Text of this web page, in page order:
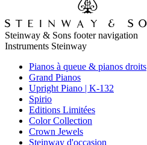
Steinway & Sons footer navigation
Instruments Steinway
Pianos à queue & pianos droits
Grand Pianos
Upright Piano | K-132
Spirio
Editions Limitées
Color Collection
Crown Jewels
Steinway d'occasion